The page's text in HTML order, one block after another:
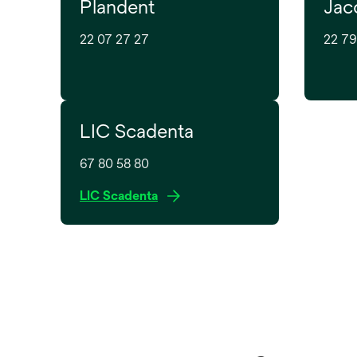
Plandent
22 07 27 27 22
LIC Scadenta
67 80 58 80
LIC Scadentao